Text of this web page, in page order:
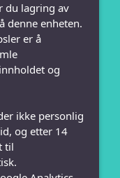
du lagring av
denne enheten.
er å
og
ikke personlig
og etter 14
til